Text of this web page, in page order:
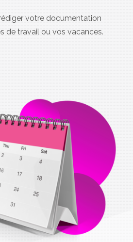
votre documentation
de travail ou vos vacances.